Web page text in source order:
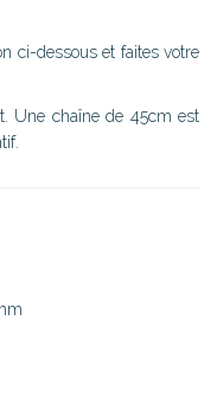
ci-dessous et faites votre
Une chaîne de 45cm est